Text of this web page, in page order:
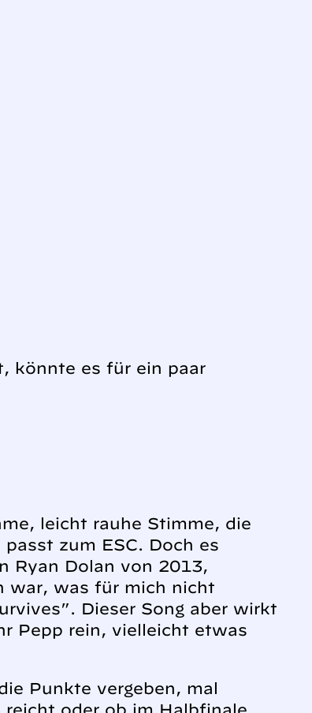
könnte es für ein paar
leicht rauhe Stimme, die
zum ESC. Doch es
Ryan Dolan von 2013,
war, was für mich nicht
Dieser Song aber wirkt
Pepp rein, vielleicht etwas
Punkte vergeben, mal
oder ob im Halbfinale